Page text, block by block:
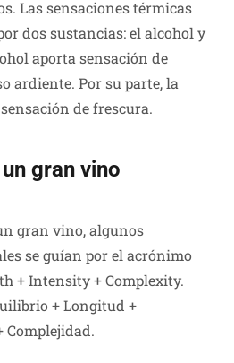
Las sensaciones térmicas
dos sustancias: el alcohol y
aporta sensación de
ardiente. Por su parte, la
de frescura.
gran vino
gran vino, algunos
se guían por el acrónimo
+ Intensity + Complexity.
+ Longitud +